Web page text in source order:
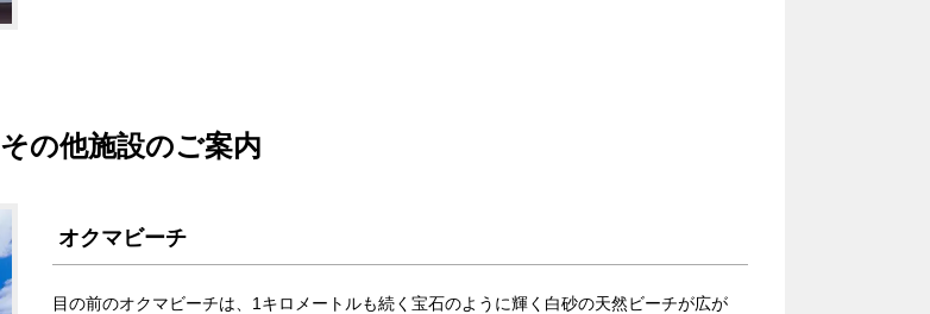
その他施設のご案内
オクマビーチ
目の前のオクマビーチは、1キロメートルも続く宝石のように輝く白砂の天然ビーチが広が